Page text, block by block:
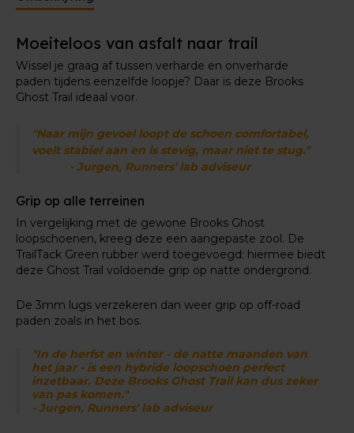
Het mesh bovenwerk van deze loopschoenen biedt
een ademend vermogen, zodat je voeten fris blijven
aanvoelen. De teenbescherming vooraan is voorzien
voor de off-road obstakels zoals stenen of takken.
Moeiteloos van asfalt naar trail
Wissel je graag af tussen verharde en onverharde
paden tijdens eenzelfde loopje? Daar is deze Brooks
Ghost Trail ideaal voor.
"Naar mijn gevoel loopt de schoen comfortabel,
voelt stabiel aan en is stevig, maar niet te stug."
- Jurgen, Runners' lab adviseur
Grip op alle terreinen
In vergelijking met de gewone Brooks Ghost
loopschoenen, kreeg deze een aangepaste zool. De
TrailTack Green rubber werd toegevoegd: hiermee biedt
deze Ghost Trail voldoende grip op natte ondergrond.
De 3mm lugs verzekeren dan weer grip op off-road
paden zoals in het bos.
"In de herfst en winter - de natte maanden van
het jaar - is een hybride loopschoen perfect
inzetbaar. Deze Brooks Ghost Trail kan dus zeker
van pas komen."
- Jurgen, Runners' lab adviseur